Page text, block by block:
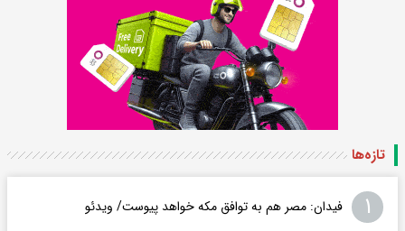
تازه‌ها
۱ فیدان: مصر هم به توافق مکه خواهد پیوست/ ویدئو